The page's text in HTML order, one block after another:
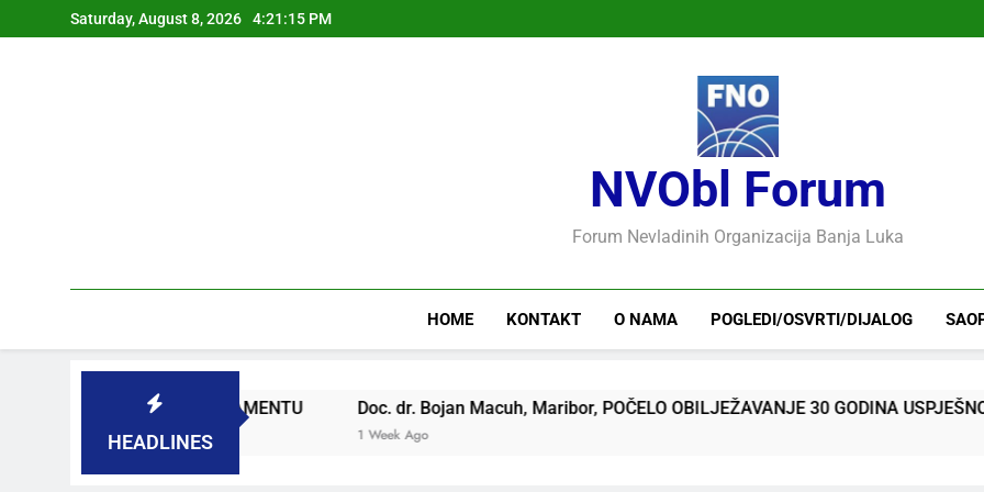
Saturday, August 8, 2026 4:21:16 PM
NVObl Forum
Forum Nevladinih Organizacija Banja Luka
HOME KONTAKT O NAMA POGLEDI/OSVRTI/DIJALOG
HEADLINES
PARLAMENTU Doc. dr. Bojan Macuh, Maribor, POČELO OBILJEŽAVANJE 30 GODINA USPJEŠNOG RADA I